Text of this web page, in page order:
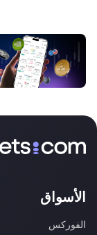
الأسواق
الفوركس